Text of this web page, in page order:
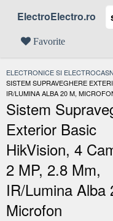
ElectroElectro.ro
Favorite
ELECTRONICE SI
ACTUAL:
SISTEM SUPRAVEGHERE
IR/LUMINA ALBA 20 M,
Sistem
Exterior Basic
HikVision, 4
2 MP, 2.8 Mm,
IR/lumina Alba
Microfon